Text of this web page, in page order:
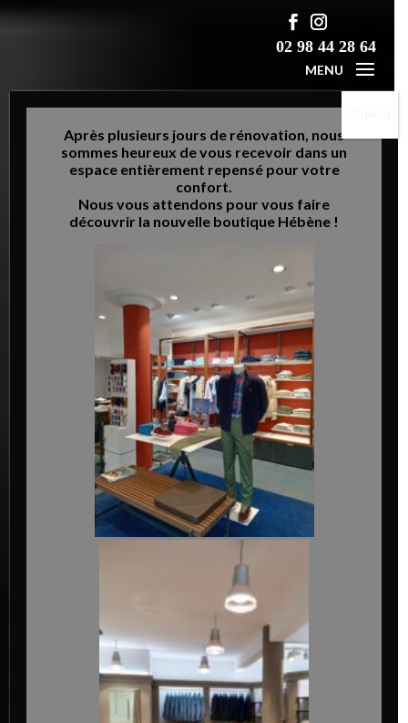
02 98 44 28 64
MENU
Après plusieurs jours de rénovation, nous
sommes heureux de vous recevoir dans un
espace entièrement repensé pour votre
confort.
Nous vous attendons pour vous faire
découvrir la nouvelle boutique Hébène !